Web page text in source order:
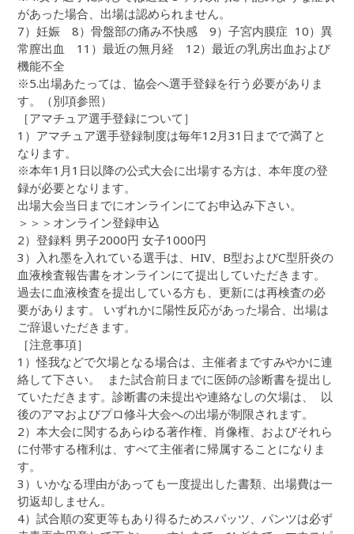
があった場合、出場は認められません。
7）妊娠 8）骨盤部の痛み不快感 9）子宮内膜症 10）異
常膣出血 11）最近の無月経 12）最近の乳房出血および
機能不全
※5.出場あたっては、協会へ選手登録を行う必要がありま
す。（別項参照）
［アマチュア選手登録について］
1）アマチュア選手登録制度は毎年12月31日までで満了と
なります。
※本年1月1日以降の公式大会に出場する方は、本年度の登
録が必要となります。
出場大会当日までにオンラインにてお申込み下さい。
＞＞＞オンライン登録申込
2）登録料 男子2000円 女子1000円
3）入れ墨を入れている選手は、HIV、B型およびC型肝炎の
血液検査報告書をオンラインにて提出していただきます。
過去に血液検査を提出している方も、更新には再検査の必
要があります。 いずれかに陽性反応があった場合、出場は
ご辞退いただきます。
［注意事項］
1）怪我などで欠場となる場合は、主催者まですみやかに連
絡して下さい。 また試合前日までに医師の診断書を提出し
ていただきます。診断書の未提出や連絡なしの欠場は、 以
後のアマおよびプロ修斗大会への出場が制限されます。
2）本大会に関するあらゆる著作権、肖像権、およびそれら
に付帯する権利は、すべて主催者に帰属することになりま
す。
3）いかなる理由があっても一度提出した書類、出場費は一
切返却しません。
4）試合順の変更等もあり得るためスパッツ、パンツは必ず